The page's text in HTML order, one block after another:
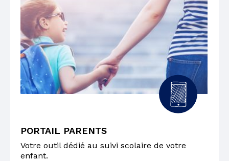
PORTAIL PARENTS
Votre outil dédié au suivi scolaire de votre
enfant.